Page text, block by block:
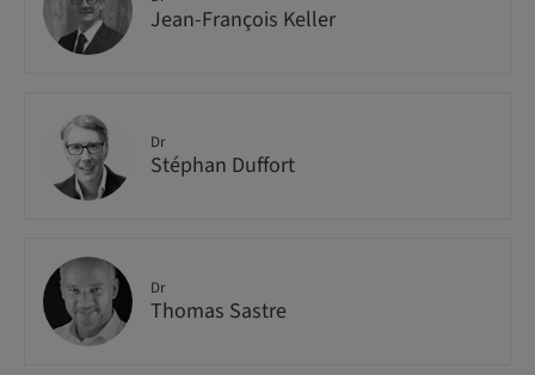
Jean-François Keller
Dr
Stéphan Duffort
Dr
Thomas Sastre